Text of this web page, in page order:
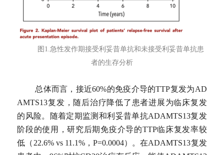
图1.急性发作期接受利妥昔单抗和未接受利妥昔单抗患
者的生存分析
总体而言，接近60%的免疫介导的TTP复发为AD
AMTS13复发，随后治疗降低了患者进展为临床复发
的风险。随着定期监测和利妥昔单抗ADAMTS13复发
阶段的使用，研究后期免疫介导的TTP临床复发率较
低（22.6% vs 11.1%，P=0.0004）。在ADAMTS13复发